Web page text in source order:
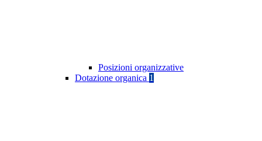
Posizioni organizzative
Dotazione organica 1